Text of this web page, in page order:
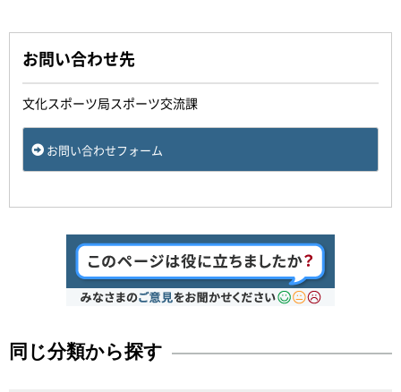
お問い合わせ先
文化スポーツ局スポーツ交流課
お問い合わせフォーム
同じ分類から探す